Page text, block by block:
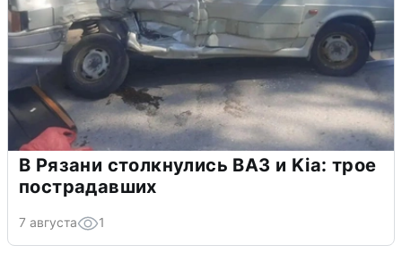
В Рязани столкнулись ВАЗ и Kia: трое
пострадавших
7 августа 1